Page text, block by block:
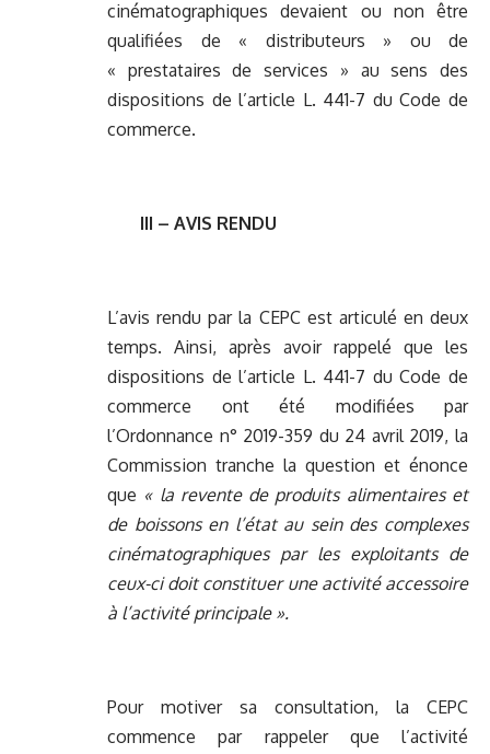
cinématographiques devaient ou non être
qualifiées de « distributeurs » ou de
« prestataires de services » au sens des
dispositions de l’article L. 441-7 du Code de
commerce.
III – AVIS RENDU
L’avis rendu par la CEPC est articulé en deux
temps. Ainsi, après avoir rappelé que les
dispositions de l’article L. 441-7 du Code de
commerce ont été modifiées par
l’Ordonnance n° 2019-359 du 24 avril 2019, la
Commission tranche la question et énonce
que « la revente de produits alimentaires et
de boissons en l’état au sein des complexes
cinématographiques par les exploitants de
ceux-ci doit constituer une activité accessoire
à l’activité principale ».
Pour motiver sa consultation, la CEPC
commence par rappeler que l’activité